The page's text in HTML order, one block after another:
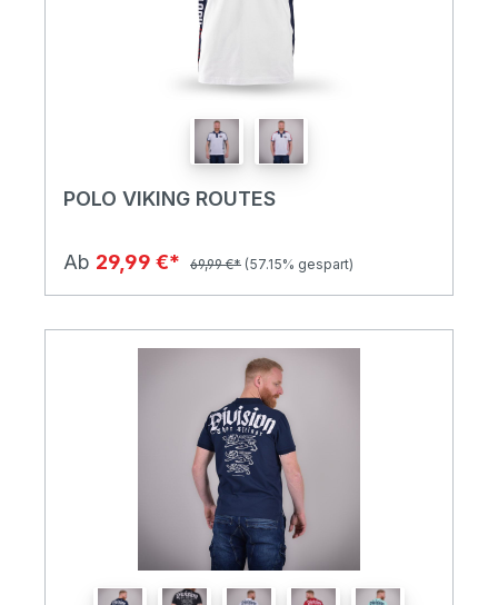
POLO VIKING ROUTES
Ab 29,99 €* 69,99 €* (57.15% gespart)